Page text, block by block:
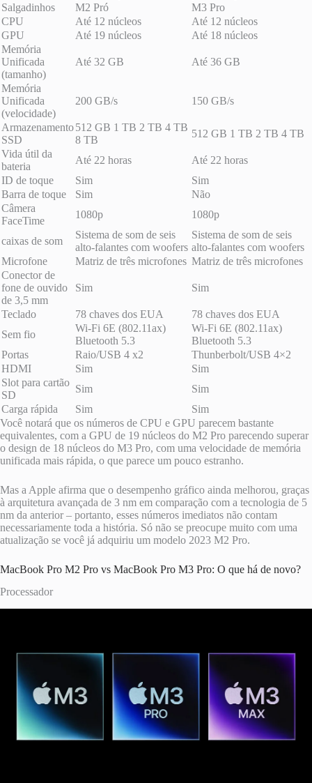
Salgadinhos
M2 Pró
M3 Pro
CPU
Até 12 núcleos
Até 12 núcleos
GPU
Até 19 núcleos
Até 18 núcleos
Memória
Unificada
(tamanho)
Até 32 GB Até 36 GB
Memória
Unificada
(velocidade)
200 GB/s 150 GB/s
Armazenamento
SSD
512 GB 1 TB 2 TB 4 TB
8 TB
512 GB 1 TB 2 TB 4 TB
Vida útil da
bateria
Até 22 horas
Até 22 horas
ID de toque
Sim
Sim
Barra de toque
Sim
Não
Câmera
FaceTime
1080p 1080p
caixas de som
Sistema de som de seis
alto-falantes com woofers
Sistema de som de seis
alto-falantes com woofers
Microfone
Matriz de três microfones Matriz de três microfones
Conector de
fone de ouvido
de 3,5 mm
Sim Sim
Teclado 78 chaves dos EUA
78 chaves dos EUA
Sem fio
Wi-Fi 6E (802.11ax)
Bluetooth 5.3
Wi-Fi 6E (802.11ax)
Bluetooth 5.3
Portas
Raio/USB 4 x2
Thunberbolt/USB 4×2
HDMI
Sim
Sim
Slot para cartão
SD
Sim
Sim
Carga rápida
Sim
Sim
Você notará que os números de CPU e GPU parecem bastante
equivalentes, com a GPU de 19 núcleos do M2 Pro parecendo superar
o design de 18 núcleos do M3 Pro, com uma velocidade de memória
unificada mais rápida, o que parece um pouco estranho.
Mas a Apple afirma que o desempenho gráfico ainda melhorou, graças
à arquitetura avançada de 3 nm em comparação com a tecnologia de 5
nm da anterior – portanto, esses números imediatos não contam
necessariamente toda a história. Só não se preocupe muito com uma
atualização se você já adquiriu um modelo 2023 M2 Pro.
MacBook Pro M2 Pro vs MacBook Pro M3 Pro: O que há de novo?
Processador